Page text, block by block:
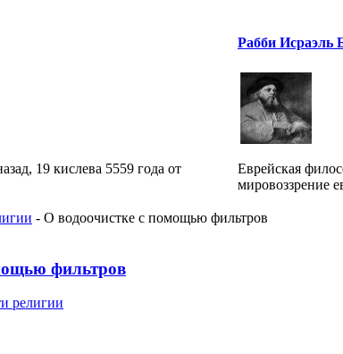
19 кислева 5559 года от
Рабби
Еврейская
мировоззрение
- О водоочистке с помощью фильтров
фильтров
религии